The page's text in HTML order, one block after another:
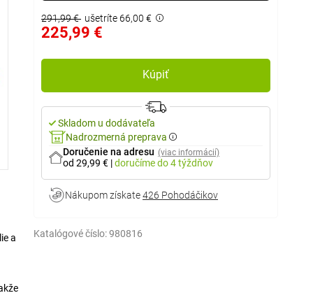
291,99 € ušetríte 66,00 €
225,99 €
Kúpiť
Skladom u dodávateľa
Nadrozmerná preprava
Doručenie na adresu (viac informácií)
od 29,99 € |doručímedo 4 týždňov
Nákupom získate426 Pohodáčikov
Katalógové číslo:980816
a